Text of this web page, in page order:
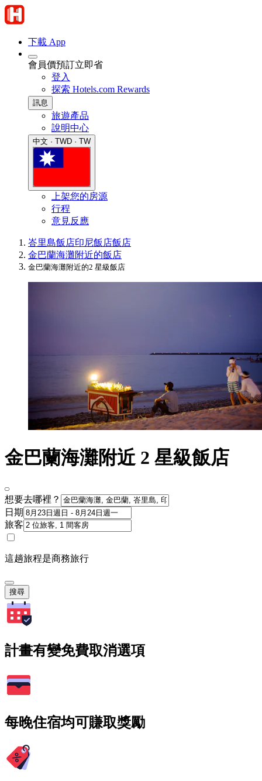
下載 App
會員價預訂立即省
登入
探索 Hotels.com Rewards
訊息
旅遊產品
說明中心
中文 · TWD · TW
上架您的房源
行程
意見反應
峇里島飯店印尼飯店飯店
金巴蘭海灘附近的飯店
金巴蘭海灘附近的2 星級飯店
金巴蘭海灘附近 2 星級飯店
想要去哪裡？
日期
旅客
這趟旅程是商務旅行
搜尋
計畫有變免費取消選項
每晚住宿均可賺取獎勵